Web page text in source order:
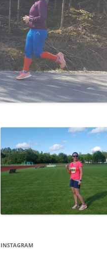
INSTAGRAM